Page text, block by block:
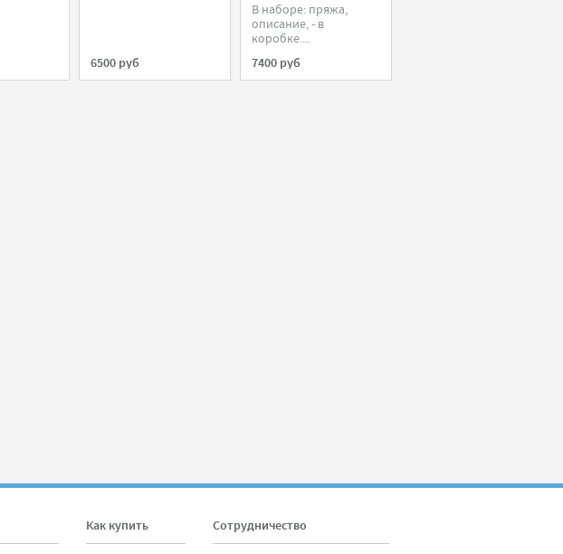
6500 руб
В наборе: пряжа,
описание, - в
коробке....
7400 руб
Как купить Сотрудничество